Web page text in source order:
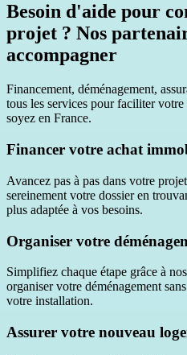
Besoin d'aide pour
projet ? Nos
accompagner
Financement, déménagement,
tous les services pour faciliter
soyez en France.
Financer votre achat
Avancez pas à pas dans votre
sereinement votre dossier en
plus adaptée à vos besoins.
Organiser votre
Simplifiez chaque étape grâce à
organiser votre déménagement
votre installation.
Assurer votre nouveau